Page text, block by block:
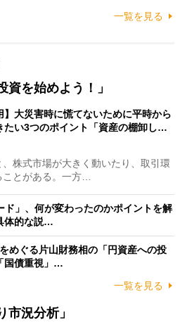
一覧を見る
資を始めよう！」
】大災害時に慌てないために平時から
たい3つのポイント「資産の棚卸し…
株式市場が大きく動いたり、取引環
とがある。一方…
ド」、何が変わったのかポイントを解
体的な説…
めぐる片山財務相の「円資産への投
国債重視」…
一覧を見る
市況分析」